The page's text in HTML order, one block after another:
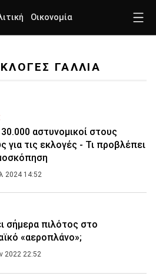
Οικονομία
ΓΑΛΛΙΑ
30.000 αστυνομικοί στους
για τις εκλογές - Τι προβλέπει
2024 14:52
σήμερα πιλότος στο
«αεροπλάνο»;
2022 22:52